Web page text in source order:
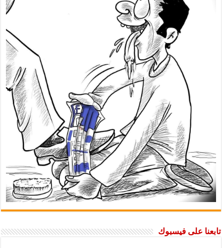
تابعنا على فيسبوك